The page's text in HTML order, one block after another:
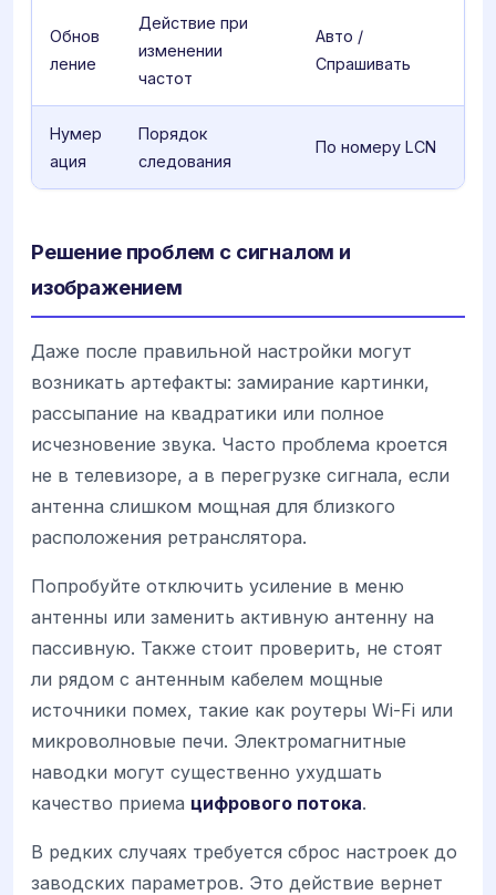
Обнов
ление
Действие при
изменении
частот
Авто /
Спрашивать
Нумер
ация
Порядок
следования
По номеру LCN
Решение проблем с сигналом и
изображением
Даже после правильной настройки могут
возникать артефакты: замирание картинки,
рассыпание на квадратики или полное
исчезновение звука. Часто проблема кроется
не в телевизоре, а в перегрузке сигнала, если
антенна слишком мощная для близкого
расположения ретранслятора.
Попробуйте отключить усиление в меню
антенны или заменить активную антенну на
пассивную. Также стоит проверить, не стоят
ли рядом с антенным кабелем мощные
источники помех, такие как роутеры Wi-Fi или
микроволновые печи. Электромагнитные
наводки могут существенно ухудшать
качество приема цифрового потока.
В редких случаях требуется сброс настроек до
заводских параметров. Это действие вернет